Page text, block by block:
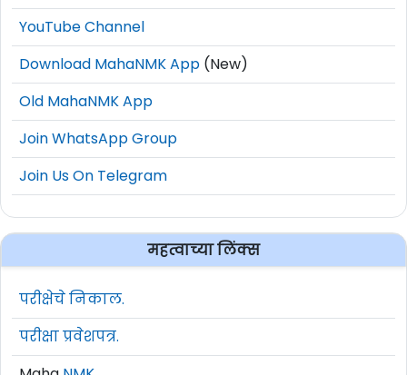
YouTube Channel
Download MahaNMK App (New)
Old MahaNMK App
Join WhatsApp Group
Join Us On Telegram
महत्वाच्या लिंक्स
परीक्षेचे निकाल.
परीक्षा प्रवेशपत्र.